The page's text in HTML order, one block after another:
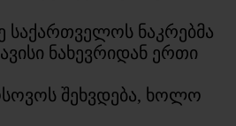
საქართველოს ნაკრებმა
ნახევრიდან ერთი
შეხვდება, ხოლო